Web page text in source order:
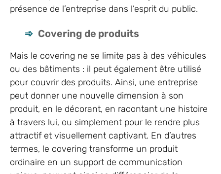
présence de l’entreprise dans l’esprit du public.
Covering de produits
Mais le covering ne se limite pas à des véhicules
ou des bâtiments : il peut également être utilisé
pour couvrir des produits. Ainsi, une entreprise
peut donner une nouvelle dimension à son
produit, en le décorant, en racontant une histoire
à travers lui, ou simplement pour le rendre plus
attractif et visuellement captivant. En d’autres
termes, le covering transforme un produit
ordinaire en un support de communication